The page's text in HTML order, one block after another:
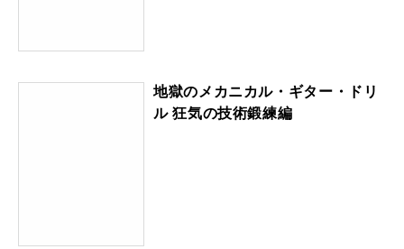
地獄のメカニカル・ギター・ドリ
ル 狂気の技術鍛練編